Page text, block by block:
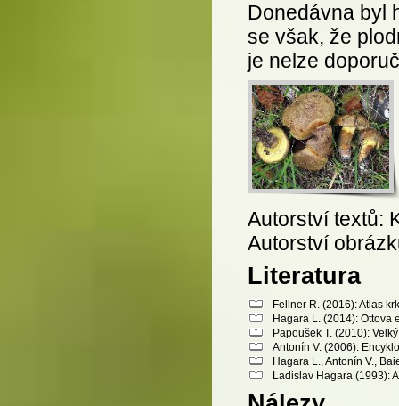
Donedávna byl
se však, že
je nelze
Autorství textů:
Autorství
Literatura
Fellner R. (2016): Atlas
Hagara L. (2014): Ottova
Papoušek T. (2010):
Antonín V. (2006):
Hagara L., Antonín V.,
Ladislav Hagara (1993):